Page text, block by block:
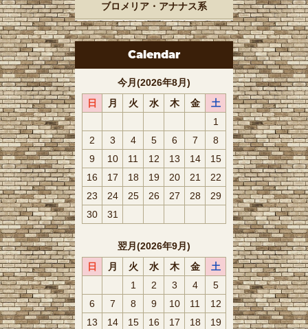
ブロメリア・アナナス系
Calendar
今月(2026年8月)
日
月 火 水 木 金
土
1
2
3 4 5 6 7
8
9
10 11 12 13 14
15
16
17 18 19 20 21
22
23
24 25 26 27 28
29
30
31
翌月(2026年9月)
日
月 火 水 木 金
土
1
2 3 4
5
6
7 8 9 10 11
12
13
14 15 16 17 18 19